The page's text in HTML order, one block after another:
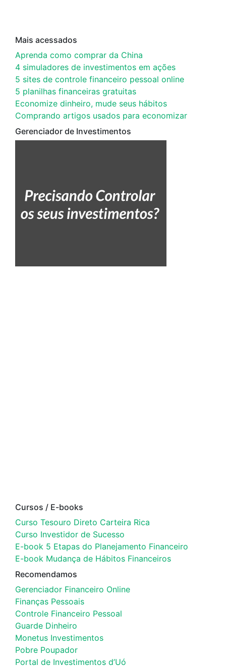
Mais acessados
Aprenda como comprar da China
4 simuladores de investimentos em ações
5 sites de controle financeiro pessoal online
5 planilhas financeiras gratuitas
Economize dinheiro, mude seus hábitos
Comprando artigos usados para economizar
Gerenciador de Investimentos
Cursos / E-books
Curso Tesouro Direto Carteira Rica
Curso Investidor de Sucesso
E-book 5 Etapas do Planejamento Financeiro
E-book Mudança de Hábitos Financeiros
Recomendamos
Gerenciador Financeiro Online
Finanças Pessoais
Controle Financeiro Pessoal
Guarde Dinheiro
Monetus Investimentos
Pobre Poupador
Portal de Investimentos d’Uó